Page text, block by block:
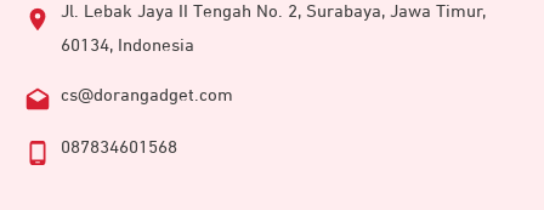
Jl. Lebak Jaya II Tengah No. 2, Surabaya, Jawa Timur,
60134, Indonesia
cs@dorangadget.com
087834601568